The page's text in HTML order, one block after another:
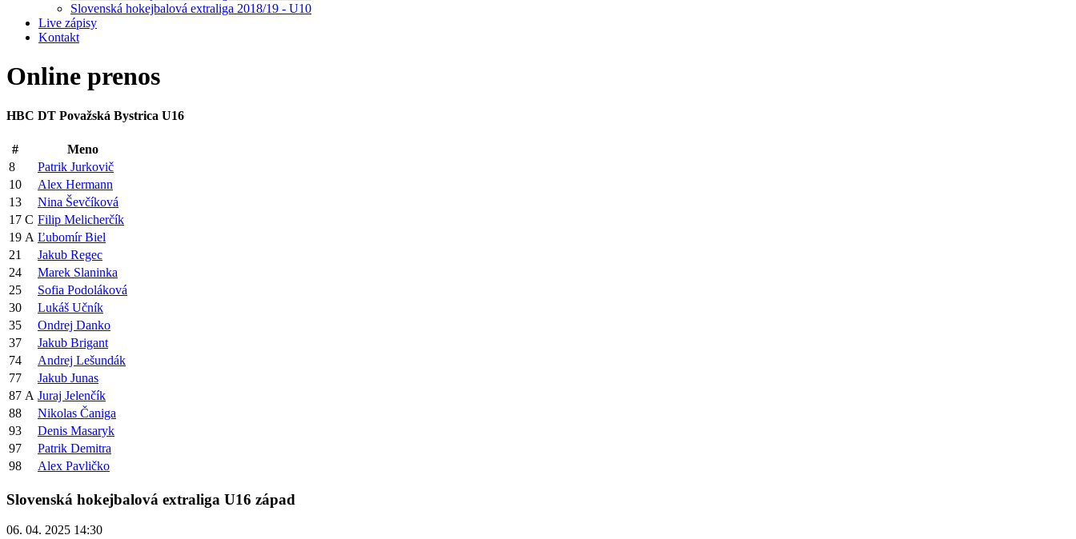
Slovenská hokejbalová extraliga 2018/19 - U10
Live zápisy
Kontakt
Online prenos
HBC DT Považská Bystrica U16
#
Meno
8
Patrik Jurkovič
10
Alex Hermann
13
Nina Ševčíková
17 C Filip Melicherčík
19 A Ľubomír Biel
21
Jakub Regec
24
Marek Slaninka
25
Sofia Podoláková
30
Lukáš Učník
35
Ondrej Danko
37
Jakub Brigant
74
Andrej Lešundák
77
Jakub Junas
87 A Juraj Jelenčík
88
Nikolas Čaniga
93
Denis Masaryk
97
Patrik Demitra
98
Alex Pavličko
Slovenská hokejbalová extraliga U16 západ
06. 04. 2025 14:30